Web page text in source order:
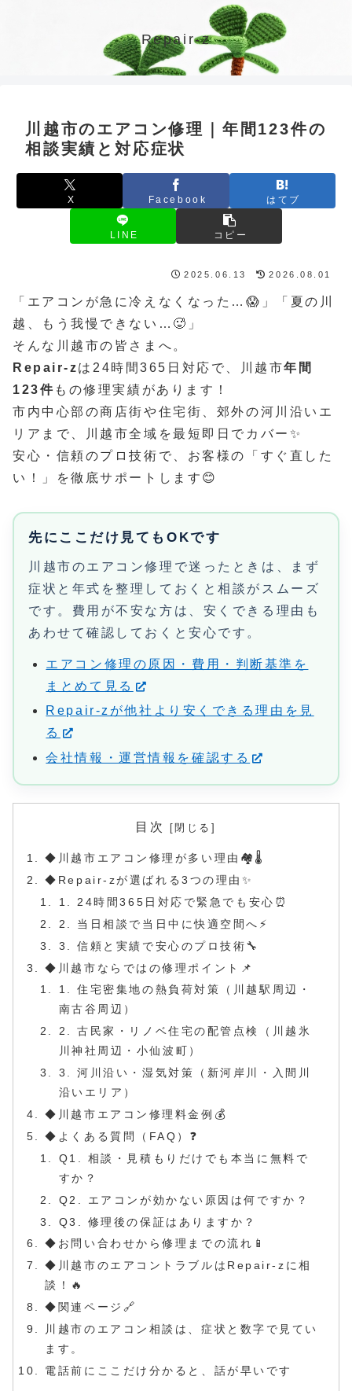
Repair-z
川越市のエアコン修理｜年間123件の
相談実績と対応症状
X Facebook はてブ
LINE コピー
2025.06.13 2026.08.01
「エアコンが急に冷えなくなった…😱」「夏の川
越、もう我慢できない…🥵」
そんな川越市の皆さまへ。
Repair-zは24時間365日対応で、川越市年間
123件 もの修理実績があります！
市内中心部の商店街や住宅街、郊外の河川沿いエ
リアまで、川越市全域を最短即日でカバー✨
安心・信頼のプロ技術で、お客様の「すぐ直した
い！」を徹底サポートします😊
先にここだけ見てもOKです
川越市のエアコン修理で迷ったときは、まず
症状と年式を整理しておくと相談がスムーズ
です。費用が不安な方は、安くできる理由も
あわせて確認しておくと安心です。
エアコン修理の原因・費用・判断基準を
まとめて見る
Repair-zが他社より安くできる理由を見
る
会社情報・運営情報を確認する
目次
◆川越市エアコン修理が多い理由🏘️🌡️
◆Repair-zが選ばれる3つの理由✨
1. 24時間365日対応で緊急でも安心⏰
2. 当日相談で当日中に快適空間へ⚡️
3. 信頼と実績で安心のプロ技術🔧
◆川越市ならではの修理ポイント📌
1. 住宅密集地の熱負荷対策（川越駅周辺・
南古谷周辺）
2. 古民家・リノベ住宅の配管点検（川越氷
川神社周辺・小仙波町）
3. 河川沿い・湿気対策（新河岸川・入間川
沿いエリア）
◆川越市エアコン修理料金例💰
◆よくある質問（FAQ）❓
Q1. 相談・見積もりだけでも本当に無料で
すか？
Q2. エアコンが効かない原因は何ですか？
Q3. 修理後の保証はありますか？
◆お問い合わせから修理までの流れ📱
◆川越市のエアコントラブルはRepair-zに相
談！🔥
◆関連ページ🔗
川越市のエアコン相談は、症状と数字で見てい
ます。
電話前にここだけ分かると、話が早いです